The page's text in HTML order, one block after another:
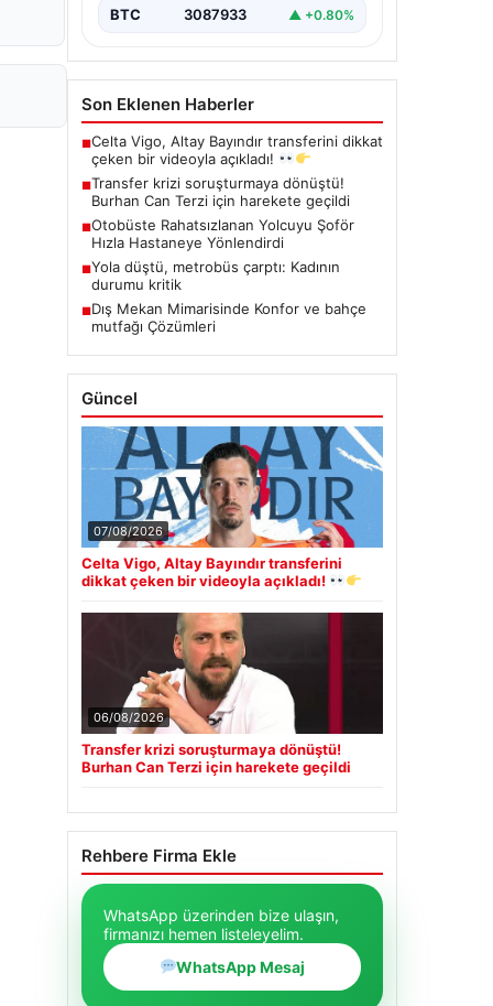
BTC 3087933 ▲ +0.80%
Son Eklenen Haberler
■Celta Vigo, Altay Bayındır transferini dikkat
çeken bir videoyla açıkladı!
■Transfer krizi soruşturmaya dönüştü!
Burhan Can Terzi için harekete geçildi
■Otobüste Rahatsızlanan Yolcuyu Şoför
Hızla Hastaneye Yönlendirdi
■Yola düştü, metrobüs çarptı: Kadının
durumu kritik
■Dış Mekan Mimarisinde Konfor ve bahçe
mutfağı Çözümleri
Güncel
07/08/2026
Celta Vigo, Altay Bayındır transferini
dikkat çeken bir videoyla açıkladı!
06/08/2026
Transfer krizi soruşturmaya dönüştü!
Burhan Can Terzi için harekete geçildi
Rehbere Firma Ekle
WhatsApp üzerinden bize ulaşın,
firmanızı hemen listeleyelim.
WhatsApp Mesaj